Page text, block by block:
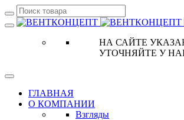
НА САЙТЕ
УТОЧНЯЙТЕ У
ГЛАВНАЯ
О КОМПАНИИ
Взгляды